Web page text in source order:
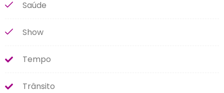
Saúde
Show
Tempo
Trânsito